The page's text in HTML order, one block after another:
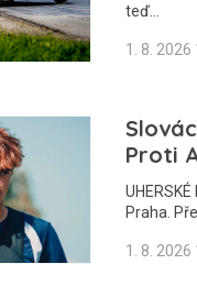
teď…
1. 8. 2026
Proti
Praha.
1. 8. 2026